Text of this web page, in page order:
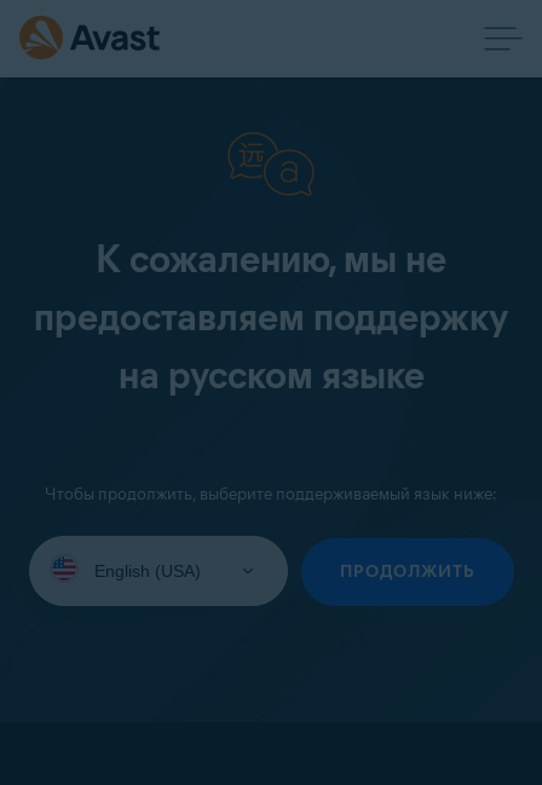
К сожалению, мы не
предоставляем поддержку
на русском языке
Чтобы продолжить, выберите поддерживаемый язык ниже:
язык:
ПРОДОЛЖИТЬ